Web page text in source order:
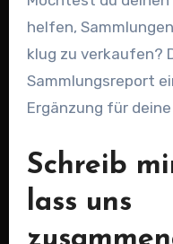
helfen,
klug zu verkaufen?
Sammlungsreport
Ergänzung für
Schreib
lass uns